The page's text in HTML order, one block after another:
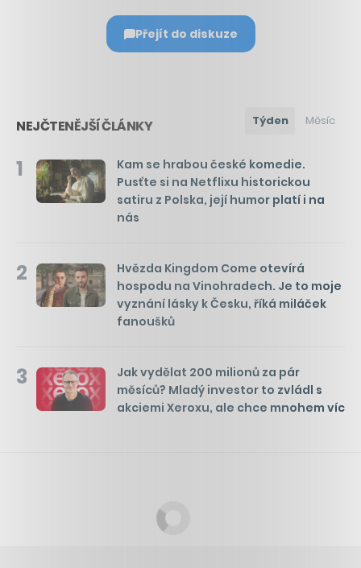
Přejít do diskuze
NEJČTENĚJŠÍ ČLÁNKY Týden Měsíc
1
Kam se hrabou české komedie.
Pusťte si na Netflixu historickou
satiru z Polska, její humor platí i na
nás
2
Hvězda Kingdom Come otevírá
hospodu na Vinohradech. Je to moje
vyznání lásky k Česku, říká miláček
fanoušků
3
Jak vydělat 200 milionů za pár
měsíců? Mladý investor to zvládl s
akciemi Xeroxu, ale chce mnohem víc